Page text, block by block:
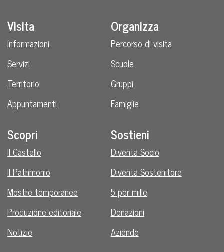
Visita
Informazioni
Servizi
Territorio
Appuntamenti
Organizza
Percorso di visita
Scuole
Gruppi
Famiglie
Scopri
Il Castello
Il Patrimonio
Mostre temporanee
Produzione editoriale
Notizie
Sostieni
Diventa Socio
Diventa Sostenitore
5 per mille
Donazioni
Aziende